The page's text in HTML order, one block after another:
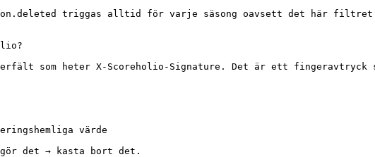
triggas alltid för varje säsong oavsett det här
som heter X-Scoreholio-Signature. Det är ett fingeravtryck
värde
det → kasta bort det.